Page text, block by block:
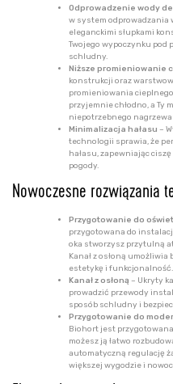
Odprowadzenie wody
w system odprowadzania
eleganckimi słupkami
Twojego wypoczynku pod
schludny.
Niższe promieniowanie
konstrukcji oraz
promieniowania
przyjemnie chłodno, a Ty
niepotrzebnego
Minimalizacja hałasu –
technologii sprawia, że
hałasu, zapewniając
pogody.
Nowoczesne rozwiązania
Przygotowanie do
przygotowana do
oka stworzysz przytulną
Kanał z osłoną
estetykę i funkcjonalność.
Kanał z osłoną – Ukryty
prowadzić przewody
sposób schludny i
Przygotowanie do
Biohort jest przygotowana
możesz ją łatwo
automatyczną regulację
większej wygodzie i